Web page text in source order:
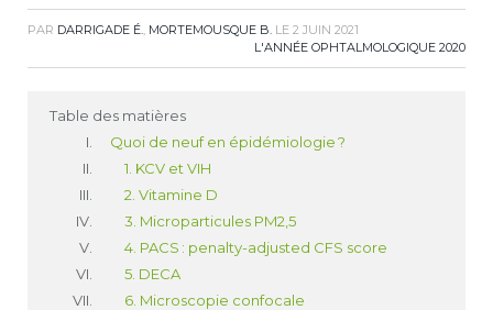
PAR DARRIGADE É., MORTEMOUSQUE B. LE 2 JUIN 2021
L'ANNÉE OPHTALMOLOGIQUE 2020
Table des matières
Quoi de neuf en épidémiologie ?
1. KCV et VIH
2. Vitamine D
3. Microparticules PM2,5
4. PACS : penalty-adjusted CFS score
5. DECA
6. Microscopie confocale